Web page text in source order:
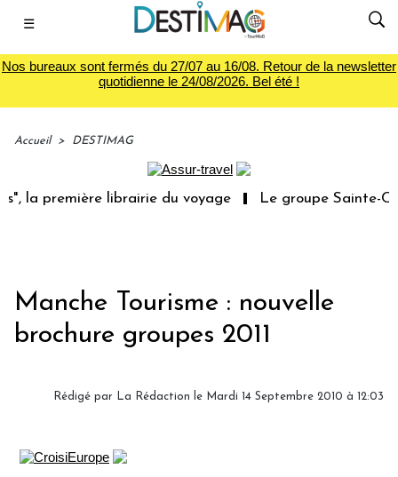
☰
Nos bureaux sont fermés du 27/07 au 16/08. Retour de la newsletter
quotidienne le 24/08/2026. Bel été !
Accueil > DESTIMAG
la première librairie du voyage Le groupe Sainte-
Manche Tourisme : nouvelle
brochure groupes 2011
Rédigé par La Rédaction le Mardi 14 Septembre 2010 à 12:03